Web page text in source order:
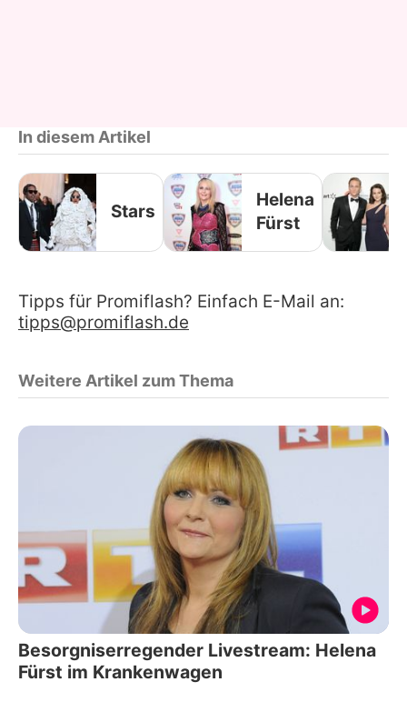
In diesem Artikel
Stars
Helena
Fürst
Tipps für Promiflash? Einfach E-Mail an:
tipps@promiflash.de
Weitere Artikel zum Thema
Besorgniserregender Livestream: Helena
Fürst im Krankenwagen